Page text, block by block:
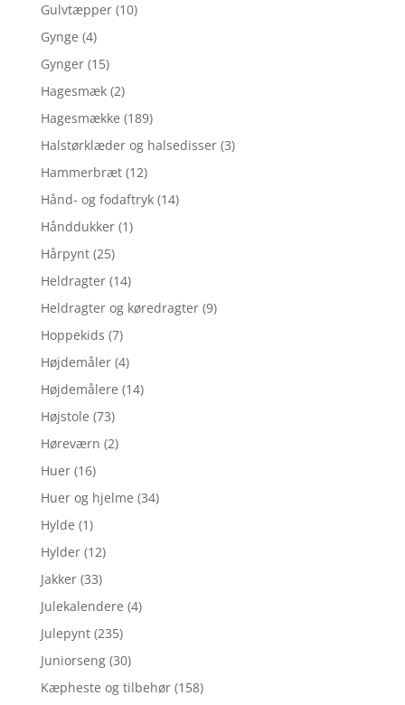
Gulvtæpper (10)
Gynge (4)
Gynger (15)
Hagesmæk (2)
Hagesmække (189)
Halstørklæder og halsedisser (3)
Hammerbræt (12)
Hånd- og fodaftryk (14)
Hånddukker (1)
Hårpynt (25)
Heldragter (14)
Heldragter og køredragter (9)
Hoppekids (7)
Højdemåler (4)
Højdemålere (14)
Højstole (73)
Høreværn (2)
Huer (16)
Huer og hjelme (34)
Hylde (1)
Hylder (12)
Jakker (33)
Julekalendere (4)
Julepynt (235)
Juniorseng (30)
Kæpheste og tilbehør (158)